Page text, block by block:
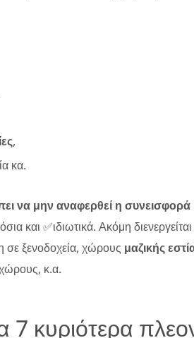
,
κα.
να μην αναφερθεί η συνεισφορά
και ✅ιδιωτικά. Ακόμη
ξενοδοχεία, χώρους μαζικής
κ.α.
7 κυριότερα